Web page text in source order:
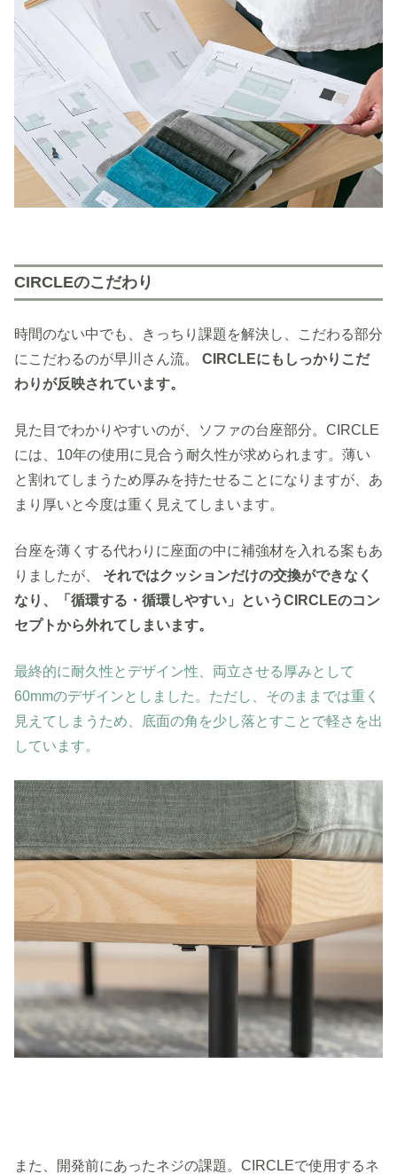
CIRCLEのこだわり
時間のない中でも、きっちり課題を解決し、こだわる部分
にこだわるのが早川さん流。 CIRCLEにもしっかりこだ
わりが反映されています。
見た目でわかりやすいのが、ソファの台座部分。CIRCLE
には、10年の使用に見合う耐久性が求められます。薄い
と割れてしまうため厚みを持たせることになりますが、あ
まり厚いと今度は重く見えてしまいます。
台座を薄くする代わりに座面の中に補強材を入れる案もあ
りましたが、 それではクッションだけの交換ができなく
なり、「循環する・循環しやすい」というCIRCLEのコン
セプトから外れてしまいます。
最終的に耐久性とデザイン性、両立させる厚みとして
60mmのデザインとしました。ただし、そのままでは重く
見えてしまうため、底面の角を少し落とすことで軽さを出
しています。
また、開発前にあったネジの課題。CIRCLEで使用するネ